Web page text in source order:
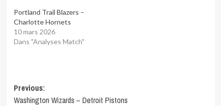
Portland Trail Blazers –
Charlotte Hornets
10 mars 2026
Dans "Analyses Match"
Post
Previous:
Washington Wizards – Detroit Pistons